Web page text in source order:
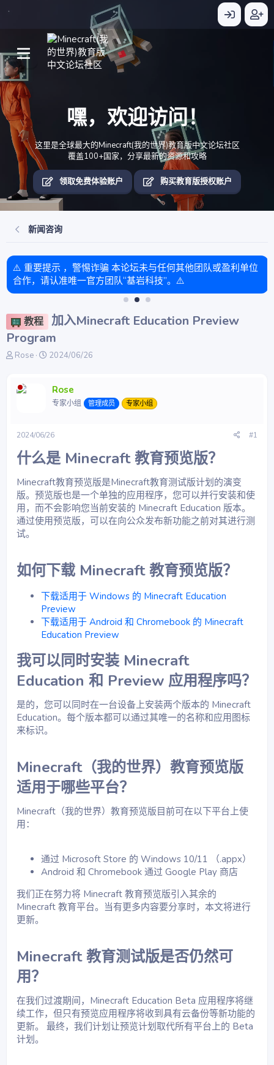
嘿，欢迎访问！
这里是全球最大的Minecraft(我的世界)教育版中文论坛社区
覆盖100+国家，分享最新的资源和攻略
领取免费体验账户 购买教育版授权账户
新闻咨询
⚠️ 重要提示 ，警惕诈骗 本论坛未与任何其他团队或盈利单位
合作，请认准唯一官方团队“基岩科技”。⚠️
教程 加入Minecraft Education Preview
Program
主
起
Rose
开
间
2024/06/26
Rose
专家小组 管理成员 专家小组
2024/06/26 #1
什么是 Minecraft 教育预览版？​
Minecraft教育预览版是Minecraft教育测试版计划的演变
版。预览版也是一个单独的应用程序，您可以并行安装和使
用，而不会影响您当前安装的 Minecraft Education 版本。
通过使用预览版，可以在向公众发布新功能之前对其进行测
试。
如何下载 Minecraft 教育预览版？​
下载适用于 Windows 的 Minecraft Education
Preview
下载适用于 Android 和 Chromebook 的 Minecraft
Education Preview
我可以同时安装 Minecraft
Education 和 Preview 应用程序吗？​
是的，您可以同时在一台设备上安装两个版本的 Minecraft
Education。每个版本都可以通过其唯一的名称和应用图标
来标识。
Minecraft（我的世界）教育预览版
适用于哪些平台？​
Minecraft（我的世界）教育预览版目前可在以下平台上使
用：
通过 Microsoft Store 的 Windows 10/11 （.appx）
Android 和 Chromebook 通过 Google Play 商店
我们正在努力将 Minecraft 教育预览版引入其余的
Minecraft 教育平台。当有更多内容要分享时，本文将进行
更新。
Minecraft 教育测试版是否仍然可
用？​
在我们过渡期间，Minecraft Education Beta 应用程序将继
续工作，但只有预览应用程序将收到具有云备份等新功能的
更新。 最终，我们计划让预览计划取代所有平台上的 Beta
计划。